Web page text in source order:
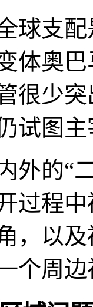
球支
体奥
很少
试图
外的“
过程
，以
个周